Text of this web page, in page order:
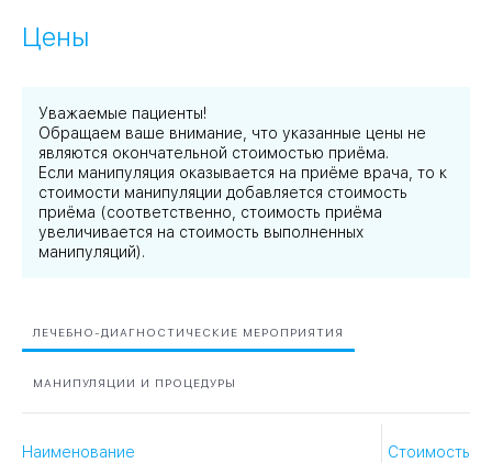
Цены
Уважаемые пациенты!
Обращаем ваше внимание, что указанные цены не
являются окончательной стоимостью приёма.
Если манипуляция оказывается на приёме врача, то к
стоимости манипуляции добавляется стоимость
приёма (соответственно, стоимость приёма
увеличивается на стоимость выполненных
манипуляций).
ЛЕЧЕБНО-ДИАГНОСТИЧЕСКИЕ МЕРОПРИЯТИЯ
МАНИПУЛЯЦИИ И ПРОЦЕДУРЫ
Наименование Стоимость